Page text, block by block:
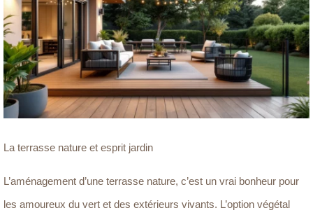
La terrasse nature et esprit jardin
L’aménagement d’une terrasse nature, c’est un vrai bonheur pour
les amoureux du vert et des extérieurs vivants. L’option végétal